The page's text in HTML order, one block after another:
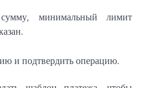
минимальный лимит
и подтвердить операцию.